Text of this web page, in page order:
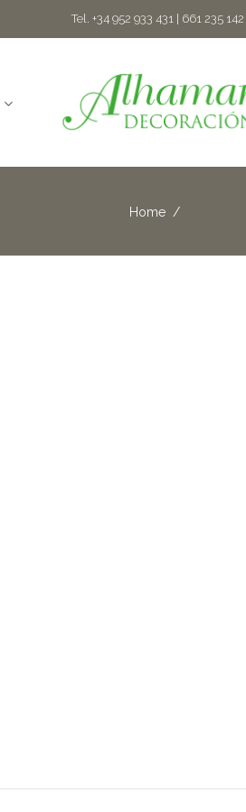
Tel. +34 952 933 431 | 661 235 142
Home /